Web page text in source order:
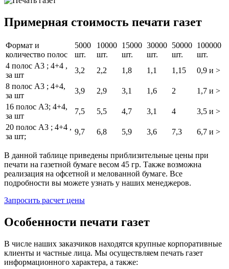
Примерная стоимость печати газет
Формат и
количество полос
5000
шт.
10000
шт.
15000
шт.
30000
шт.
50000
шт.
100000
шт.
4 полос А3 ; 4+4 ,
за шт
3,2 2,2 1,8 1,1 1,15
0,9 и >
8 полос А3 ; 4+4,
за шт
3,9 2,9 3,1 1,6 2
1,7 и >
16 полос А3; 4+4,
за шт
7,5 5,5 4,7 3,1 4
3,5 и >
20 полос А3 ; 4+4 ,
за шт;
9,7 6,8 5,9 3,6 7,3 6,7 и >
В данной таблице приведены приблизительные цены при
печати на газетной бумаге весом 45 гр. Также возможна
реализация на офсетной и мелованной бумаге. Все
подробности вы можете узнать у наших менеджеров.
Запросить расчет цены
Особенности печати газет
В числе наших заказчиков находятся крупные корпоративные
клиенты и частные лица. Мы осуществляем печать газет
информационного характера, а также: